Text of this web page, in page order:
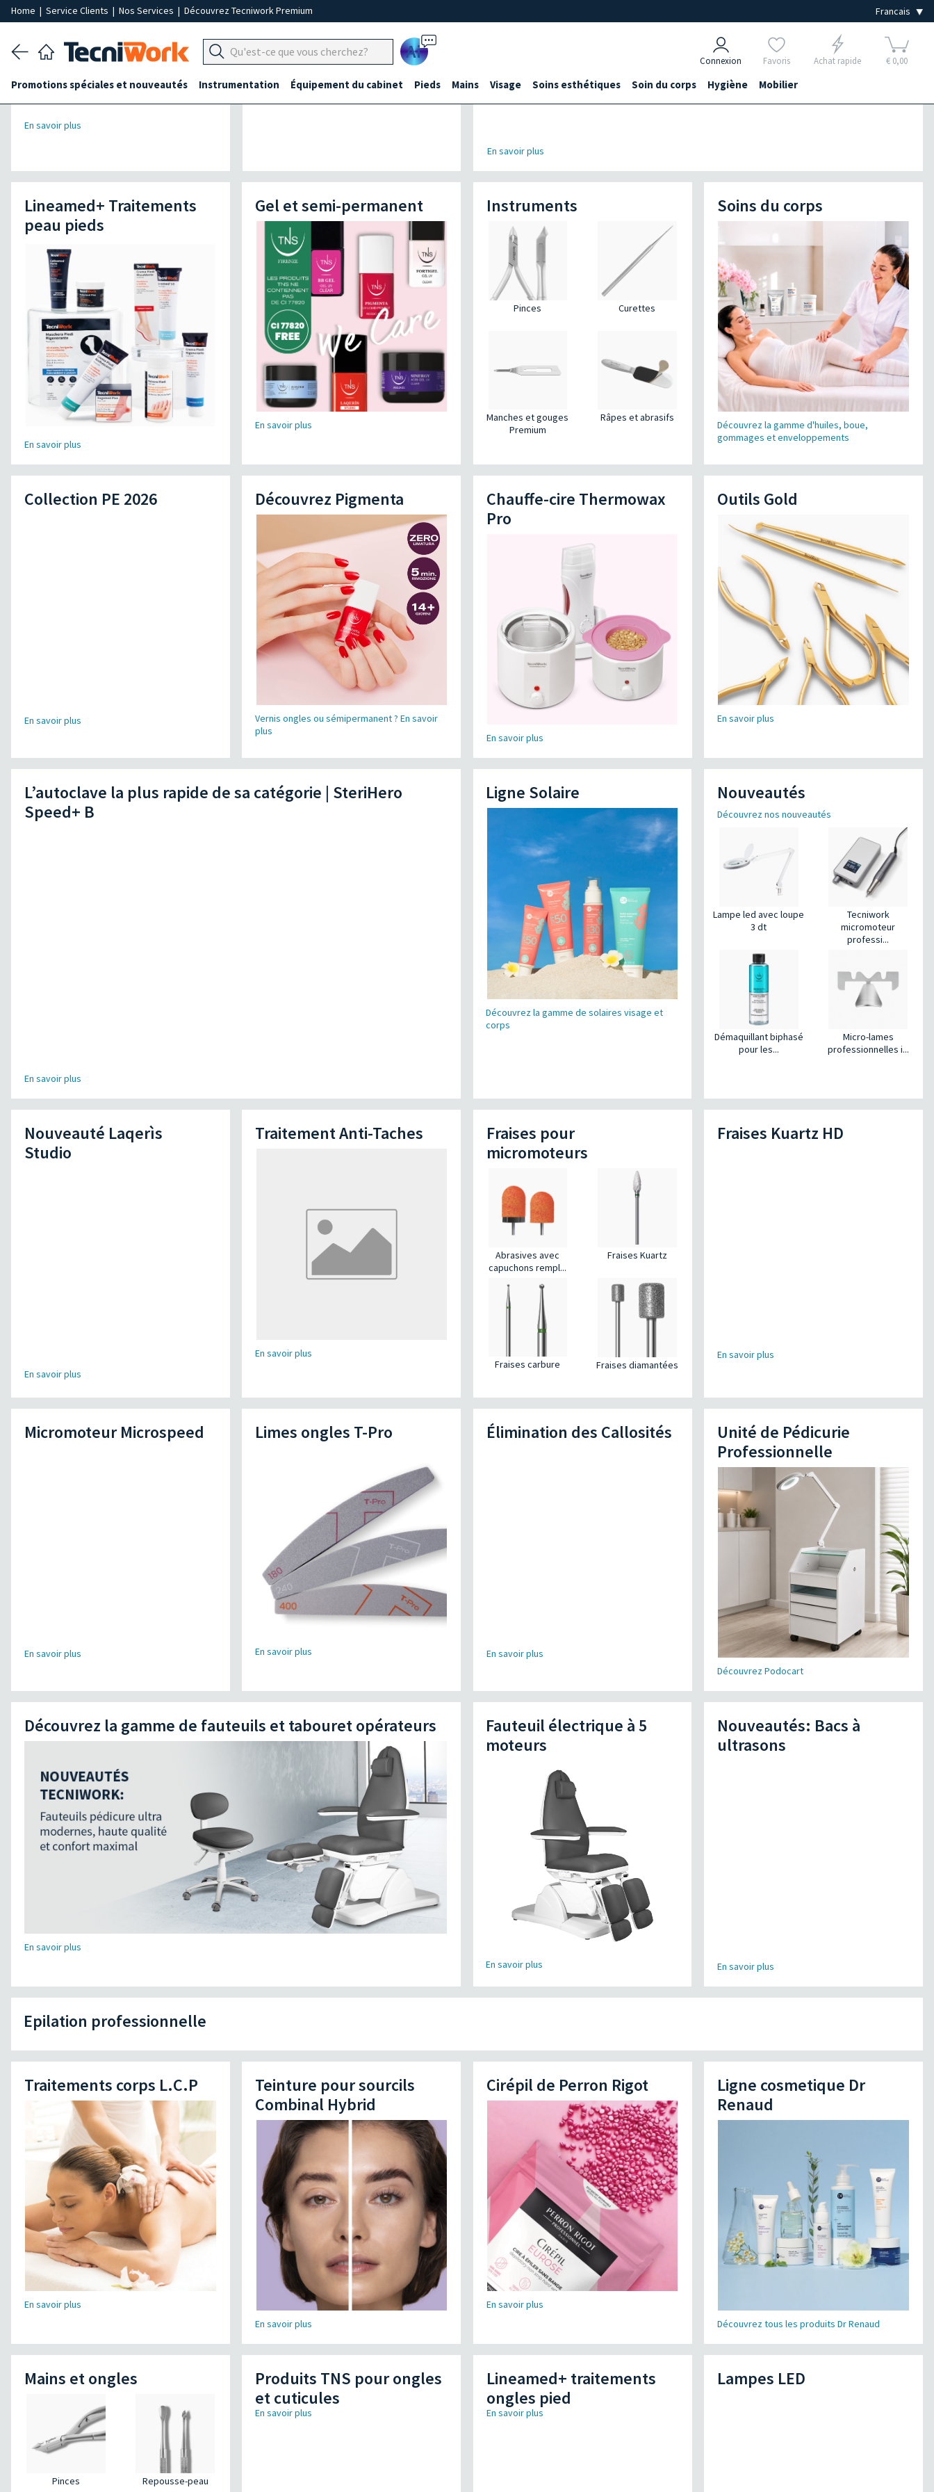
Home | Service Clients | Nos Services | Découvrez Tecniwork Premium
Ai Connexion Favoris Achat rapide € 0,00
Promotions spéciales et nouveautés Instrumentation Équipement du cabinet Pieds Mains Visage Soins esthétiques Soin du corps Hygiène Mobilier
En savoir plus
En savoir plus
Lineamed+ Traitements
peau pieds
En savoir plus
Gel et semi-permanent
En savoir plus
Instruments
Pinces Curettes
Manches et gouges
Premium
Râpes et abrasifs
Soins du corps
Découvrez la gamme d'huiles, boue,
gommages et enveloppements
Collection PE 2026
En savoir plus
Découvrez Pigmenta
Vernis ongles ou sémipermanent ? En savoir
plus
Chauffe-cire Thermowax
Pro
En savoir plus
Outils Gold
En savoir plus
L’autoclave la plus rapide de sa catégorie | SteriHero
Speed+ B
En savoir plus
Ligne Solaire
Découvrez la gamme de solaires visage et
corps
Nouveautés
Découvrez nos nouveautés
Lampe led avec loupe
3 dt
Tecniwork
micromoteur
professi...
Démaquillant biphasé
pour les...
Micro-lames
professionnelles i...
Nouveauté Laqerìs
Studio
En savoir plus
Traitement Anti-Taches
En savoir plus
Fraises pour
micromoteurs
Abrasives avec
capuchons rempl...
Fraises Kuartz
Fraises carbure Fraises diamantées
Fraises Kuartz HD
En savoir plus
Micromoteur Microspeed
En savoir plus
Limes ongles T-Pro
En savoir plus
Élimination des Callosités
En savoir plus
Unité de Pédicurie
Professionnelle
Découvrez Podocart
Découvrez la gamme de fauteuils et tabouret opérateurs
En savoir plus
Fauteuil électrique à 5
moteurs
En savoir plus
Nouveautés: Bacs à
ultrasons
En savoir plus
Epilation professionnelle
Traitements corps L.C.P
En savoir plus
Teinture pour sourcils
Combinal Hybrid
En savoir plus
Cirépil de Perron Rigot
En savoir plus
Ligne cosmetique Dr
Renaud
Découvrez tous les produits Dr Renaud
Mains et ongles
Pinces Repousse-peau
Produits TNS pour ongles
et cuticules
En savoir plus
Lineamed+ traitements
ongles pied
En savoir plus
Lampes LED